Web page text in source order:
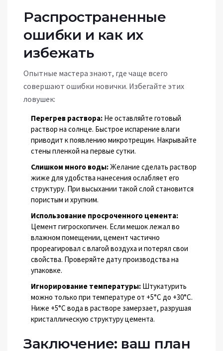
Распространенные
ошибки и как их
избежать
Опытные мастера знают, где чаще всего
совершают ошибки новички. Избегайте этих
ловушек:
Перегрев раствора: Не оставляйте готовый
раствор на солнце. Быстрое испарение влаги
приводит к появлению микротрещин. Накрывайте
стены пленкой на первые сутки.
Слишком много воды:Желание сделать раствор
жиже для удобства нанесения ослабляет его
структуру. При высыхании такой слой становится
пористым и хрупким.
Использование просроченного цемента:
Цемент гигроскопичен. Если мешок лежал во
влажном помещении, цемент частично
прореагировал с влагой воздуха и потерял свои
свойства. Проверяйте дату производства на
упаковке.
Игнорирование температуры: Штукатурить
можно только при температуре от +5°C до +30°C.
Ниже +5°C вода в растворе замерзает, разрушая
кристаллическую структуру цемента.
Заключение: ваш план